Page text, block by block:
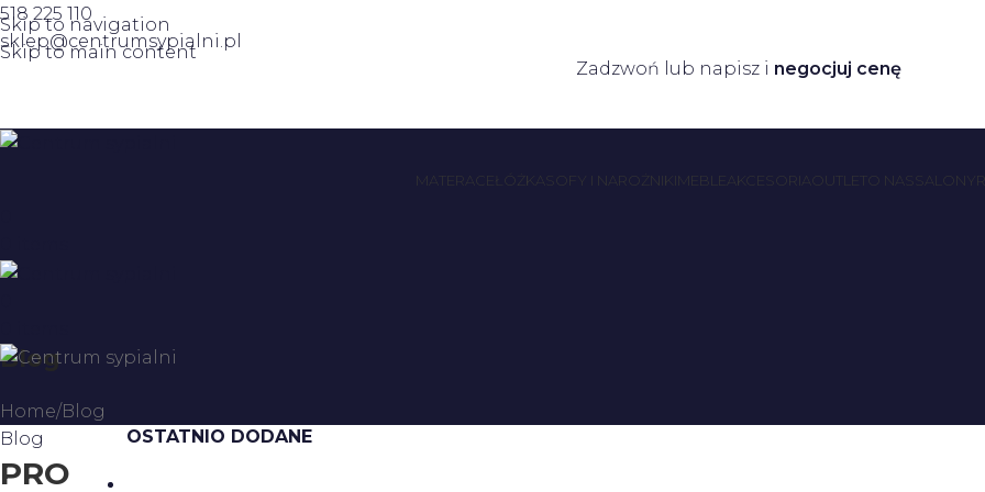
Skip to navigation
Skip to main content
518 225 110
sklep@centrumsypialni.pl
Zadzwoń lub napisz i negocjuj cenę
MATERACE ŁÓŻKA SOFY I NAROŻNIKI AKCESORIA OUTLET O NAS SALONY
Blog
Home Blog
Blog
PRO
OSTATNIO DODANE